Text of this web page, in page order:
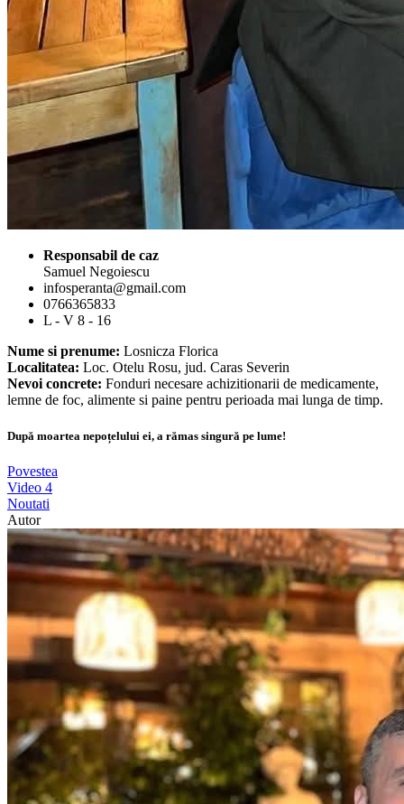
Responsabil de caz
Samuel Negoiescu
infosperanta@gmail.com
0766365833
L - V 8 - 16
Nume si prenume: Losnicza Florica
Localitatea: Loc. Otelu Rosu, jud. Caras Severin
Nevoi concrete: Fonduri necesare achizitionarii de medicamente,
lemne de foc, alimente si paine pentru perioada mai lunga de timp.
După moartea nepoțelului ei, a rămas singură pe lume!
Povestea
Video 4
Noutati
Autor